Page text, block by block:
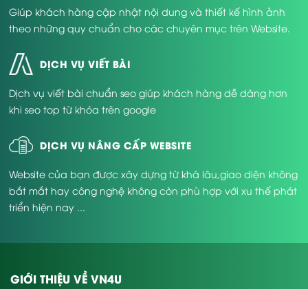
Giúp khách hàng cập nhật nội dung và thiết kế hình ảnh
theo những quy chuẩn cho các chuyên mục trên Website.
DỊCH VỤ VIẾT BÀI
Dịch vụ viết bài chuẩn seo giúp khách hàng dễ dàng hơn
khi seo top từ khóa trên google
DỊCH VỤ NÂNG CẤP WEBSITE
Website của bạn được xây dựng từ khá lâu,giao diện không
bắt mắt hay công nghệ không còn phù hợp với xu thế phát
triển hiện nay ...
GIỚI THIỆU VỀ VN4U